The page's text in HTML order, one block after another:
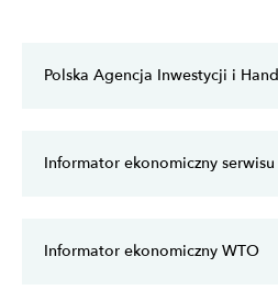
Polska Agencja Inwestycji i
Informator ekonomiczny
Informator ekonomiczny WTO